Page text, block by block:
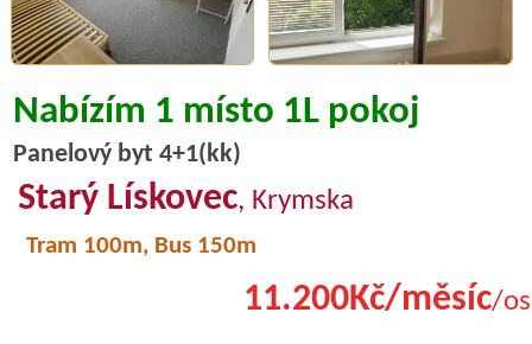
Nabízím 1 místo 1L pokoj
Panelový byt 4+1(kk)
Starý Lískovec, Krymska
Tram 100m, Bus 150m
11.200Kč/měsíc/